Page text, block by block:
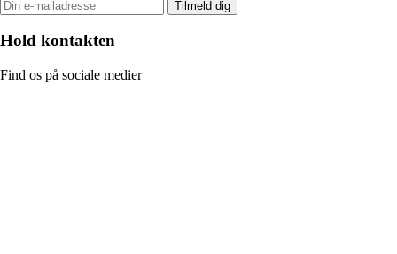
Tilmeld dig
Hold kontakten
Find os på sociale medier